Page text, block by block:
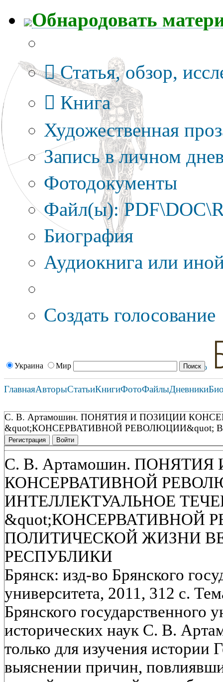
Обнародовать
Статья, обзор,
Книга
Художественная
Запись в личном
Фотодокументы
Файл(ы):
Биография
Аудиокнига или
Создать голосование
Украина Мир
ГлавнаяАвторыСтатьиКнигиФотоФайлыДневники
С. В. Артамошин. ПОНЯТИЯ И ПОЗИЦИИ
&quot;КОНСЕРВАТИВНОЙ
Регистрация Войти
С. В. Артамошин.
КОНСЕРВАТИВНОЙ
ИНТЕЛЛЕКТУАЛЬНОЕ
&quot;КОНСЕРВАТИВНОЙ
ПОЛИТИЧЕСКОЙ ЖИЗНИ
РЕСПУБЛИКИ
Брянск: изд-во Брянского
университета, 2011, 312 с.
Брянского государственного
исторических наук С. В.
только для изучения истории
выяснении причин,